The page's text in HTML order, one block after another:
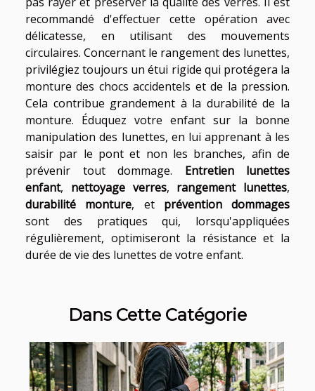
recommandé d'effectuer cette opération avec
délicatesse, en utilisant des mouvements
circulaires. Concernant le rangement des lunettes,
privilégiez toujours un étui rigide qui protégera la
monture des chocs accidentels et de la pression.
Cela contribue grandement à la durabilité de la
monture. Éduquez votre enfant sur la bonne
manipulation des lunettes, en lui apprenant à les
saisir par le pont et non les branches, afin de
prévenir tout dommage. Entretien lunettes
enfant, nettoyage verres, rangement lunettes,
durabilité monture, et prévention dommages
sont des pratiques qui, lorsqu'appliquées
régulièrement, optimiseront la résistance et la
durée de vie des lunettes de votre enfant.
Dans Cette Catégorie